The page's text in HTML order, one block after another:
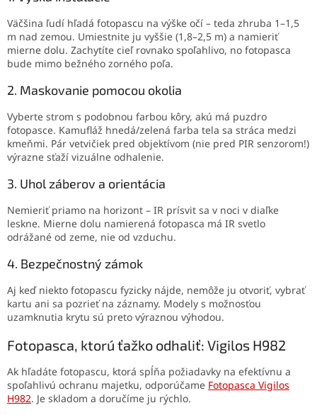
Väčšina ľudí hľadá fotopascu na výške očí – teda zhruba 1–1,5
m nad zemou. Umiestnite ju vyššie (1,8–2,5 m) a namieriť
mierne dolu. Zachytíte cieľ rovnako spoľahlivo, no fotopasca
bude mimo bežného zorného poľa.
2. Maskovanie pomocou okolia
Vyberte strom s podobnou farbou kôry, akú má puzdro
fotopasce. Kamufláž hnedá/zelená farba tela sa stráca medzi
kmeňmi. Pár vetvičiek pred objektívom (nie pred PIR senzorom!)
výrazne sťaží vizuálne odhalenie.
3. Uhol záberov a orientácia
Nemieriť priamo na horizont – IR prísvit sa v noci v diaľke
leskne. Mierne dolu namierená fotopasca má IR svetlo
odrážané od zeme, nie od vzduchu.
4. Bezpečnostný zámok
Aj keď niekto fotopascu fyzicky nájde, nemôže ju otvoriť, vybrať
kartu ani sa pozrieť na záznamy. Modely s možnosťou
uzamknutia krytu sú preto výraznou výhodou.
Fotopasca, ktorú ťažko odhaliť: Vigilos H982
Ak hľadáte fotopascu, ktorá spĺňa požiadavky na efektívnu a
spoľahlivú ochranu majetku, odporúčame Fotopasca Vigilos
H982. Je skladom a doručíme ju rýchlo.